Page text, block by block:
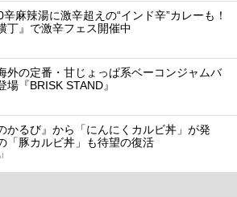
麻辣湯に激辛超えの“インド辛”カレーも！
丁』で激辛フェス開催中
外の定番・甘じょっぱ系ベーコンジャムバ
場『BRISK STAND』
かるび』から「にんにくカルビ丼」が発
「豚カルビ丼」も待望の復活